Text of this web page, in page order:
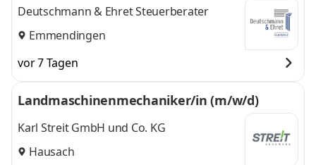
Deutschmann & Ehret Steuerberater
Emmendingen
vor 7 Tagen
Landmaschinenmechaniker/in (m/w/d)
Karl Streit GmbH und Co. KG
Hausach